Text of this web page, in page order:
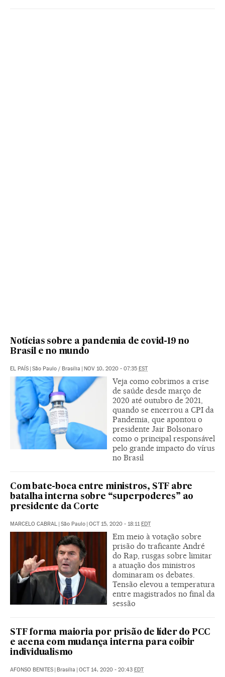
Notícias sobre a pandemia de covid-19 no
Brasil e no mundo
EL PAÍS | São Paulo / Brasília | NOV 10, 2020 - 07:35 EST
Veja como cobrimos a crise
de saúde desde março de
2020 até outubro de 2021,
quando se encerrou a CPI da
Pandemia, que apontou o
presidente Jair Bolsonaro
como o principal responsável
pelo grande impacto do vírus
no Brasil
Com bate-boca entre ministros, STF abre
batalha interna sobre “superpoderes” ao
presidente da Corte
MARCELO CABRAL | São Paulo | OCT 15, 2020 - 18:11EDT
Em meio à votação sobre
prisão do traficante André
do Rap, rusgas sobre limitar
a atuação dos ministros
dominaram os debates.
Tensão elevou a temperatura
entre magistrados no final da
sessão
STF forma maioria por prisão de líder do PCC
e acena com mudança interna para coibir
individualismo
AFONSO BENITES | Brasília | OCT 14, 2020 - 20:43 EDT